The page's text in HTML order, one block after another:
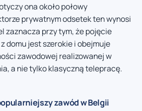
ona około połowy
prywatnym odsetek ten wynosi
zaznacza przy tym, że pojęcie
domu jest szerokie i obejmuje
zawodowej realizowanej w
a nie tylko klasyczną telepracę.
zawód w Belgii